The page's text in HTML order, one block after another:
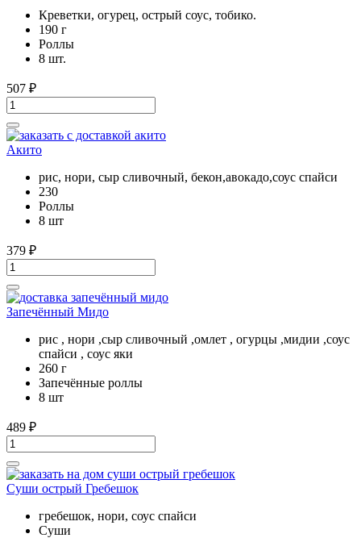
Креветки, огурец, острый соус, тобико.
190 г
Роллы
8 шт.
507 ₽
Акито
рис, нори, сыр сливочный, бекон,авокадо,соус спайси
230
Роллы
8 шт
379 ₽
Запечённый Мидо
рис , нори ,сыр сливочный ,омлет , огурцы ,мидии ,соус
спайси , соус яки
260 г
Запечённые роллы
8 шт
489 ₽
Суши острый Гребешок
гребешок, нори, соус спайси
Суши